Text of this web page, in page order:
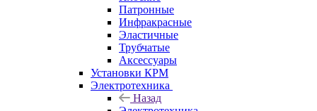
Патронные
Инфракрасные
Эластичные
Трубчатые
Аксессуары
Установки КРМ
Электротехника
Назад